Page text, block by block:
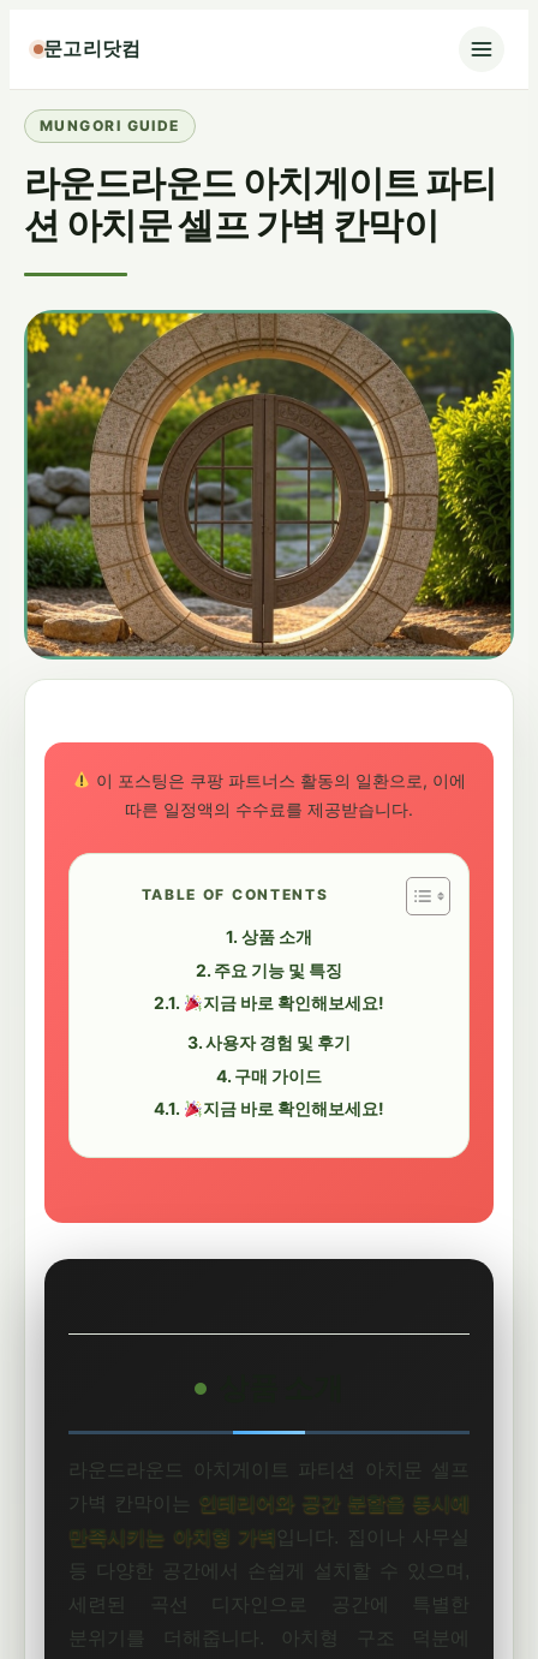
츠
로
로
문고리닷컴
라운드라운드 아치게이트 파티
션 아치문 셀프 가벽 칸막이
이 포스팅은 쿠팡 파트너스 활동의 일환으로, 이에
따른 일정액의 수수료를 제공받습니다.
TABLE OF CONTENTS
상품 소개
주요 기능 및 특징
지금 바로 확인해보세요!
사용자 경험 및 후기
구매 가이드
지금 바로 확인해보세요!
라운드라운드 아치게이트 파티션 아치문 셀프
가벽 칸막이는
인테리어와 공간 분할을 동시에
만족시키는 아치형 가벽 입니다. 집이나 사무실
등 다양한 공간에서 손쉽게 설치할 수 있으며,
세련된 곡선 디자인으로 공간에 특별한
분위기를 더해줍니다. 아치형 구조 덕분에